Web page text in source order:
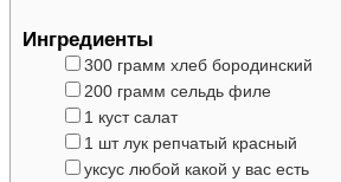
Ингредиенты
▢
300 грамм хлеб бородинский
▢
200 грамм сельдь филе
▢1 куст салат
▢1 шт лук репчатый красный
▢
уксус любой какой у вас есть